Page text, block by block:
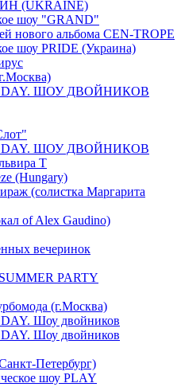
(UKRAINE)
шоу "GRAND"
нового альбома CEN-TROPE
шоу PRIDE (Украина)
DAY. ШОУ ДВОЙНИКОВ
DAY. ШОУ ДВОЙНИКОВ
Т
(Hungary)
(солистка Маргарита
of Alex Gaudino)
вечеринок
PARTY
(г.Москва)
Шоу двойников
Шоу двойников
Петербург)
шоу PLAY